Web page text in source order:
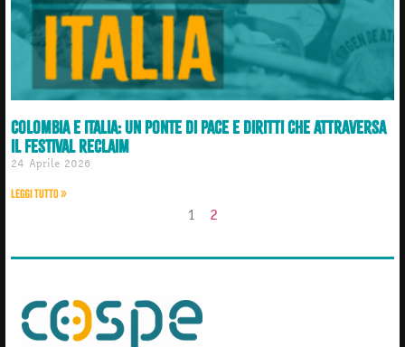
Colombia e Italia: un ponte di pace e diritti che attraversa
il Festival ReClaim
24 Aprile 2026
Leggi Tutto »
1 2